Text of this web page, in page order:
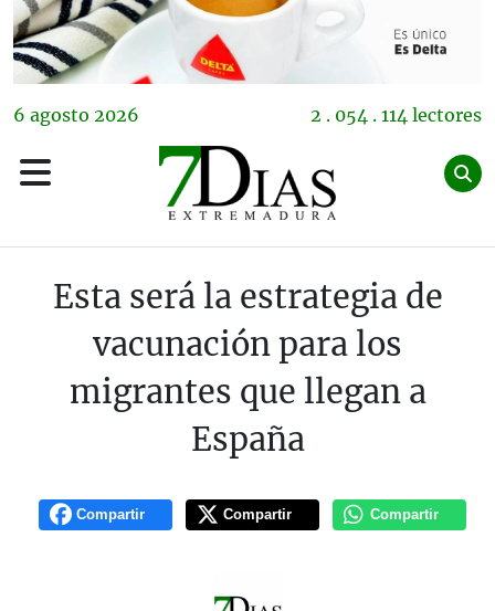
6 agosto 2026 2 . 054 . 114 lectores
Esta será la estrategia de
vacunación para los
migrantes que llegan a
España
Compartir Compartir Compartir